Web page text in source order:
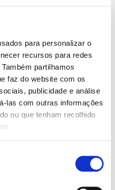
para personalizar o
recursos para redes
partilhamos
faz do website com os
publicidade e análise
las com outras informações
ou que tenham recolhido
Barcelona desde
de los lugares más
la Sagrada Familia, La
de Montjuïc, cubriendo
lugares de la ciudad a
Más información
Playa Promenade
Parque Forum,